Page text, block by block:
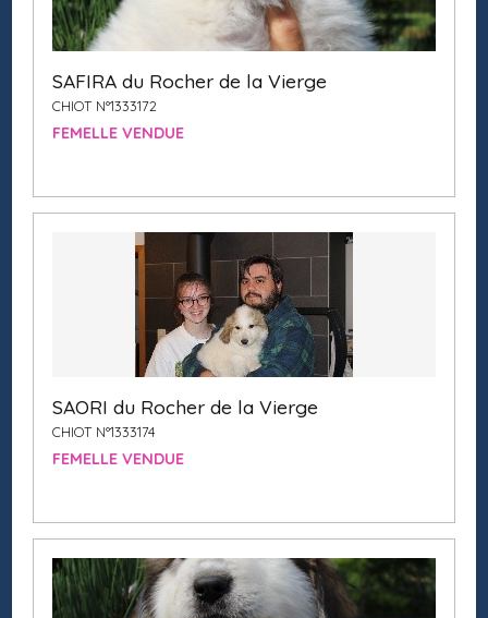
SAFIRA du Rocher de la Vierge
CHIOT N°1333172
FEMELLE VENDUE
SAORI du Rocher de la Vierge
CHIOT N°1333174
FEMELLE VENDUE